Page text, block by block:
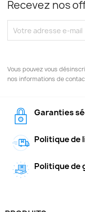
Recevez nos
Vous pouvez vous
nos informations de
Garanties
Politique de
Politique de